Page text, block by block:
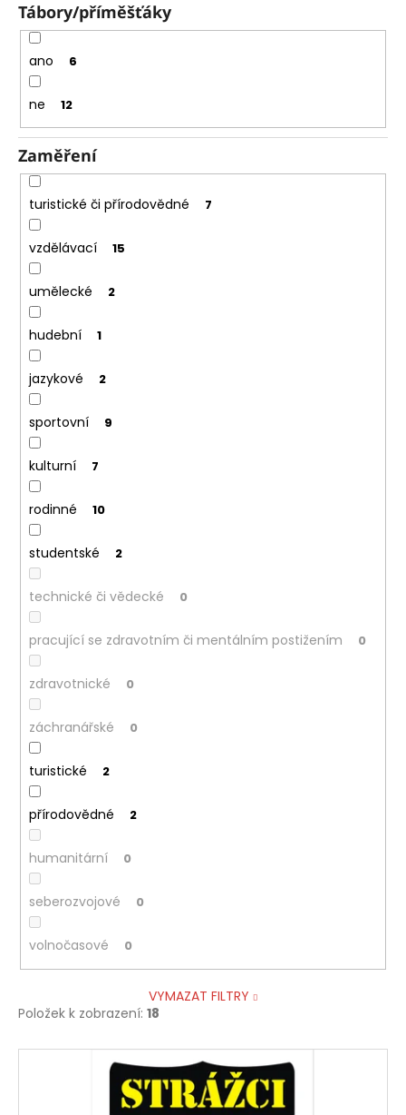
Tábory/příměšťáky
ano 6
ne 12
Zaměření
turistické či přírodovědné 7
vzdělávací 15
umělecké 2
hudební 1
jazykové 2
sportovní 9
kulturní 7
rodinné 10
studentské 2
technické či vědecké 0
pracující se zdravotním či mentálním postižením 0
zdravotnické 0
záchranářské 0
turistické 2
přírodovědné 2
humanitární 0
seberozvojové 0
volnočasové 0
VYMAZAT FILTRY
Položek k zobrazení: 18
V